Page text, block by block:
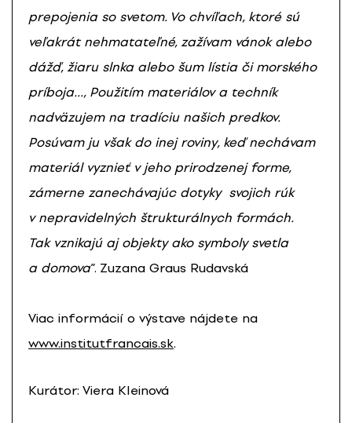
prepojenia so svetom. Vo chvíľach, ktoré sú
veľakrát nehmatateľné, zažívam vánok alebo
dážď, žiaru slnka alebo šum lístia či morského
príboja…, Použitím materiálov a techník
nadväzujem na tradíciu našich predkov.
Posúvam ju však do inej roviny, keď nechávam
materiál vyznieť v jeho prirodzenej forme,
zámerne zanechávajúc dotyky svojich rúk
v nepravidelných štrukturálnych formách.
Tak vznikajú aj objekty ako symboly svetla
a domova”. Zuzana Graus Rudavská
Viac informácií o výstave nájdete na
www.institutfrancais.sk.
Kurátor: Viera Kleinová